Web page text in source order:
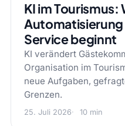
KI im Tourismus:
Service beginnt
KI verändert
Organisation im
neue Aufgaben,
Grenzen.
25. Juli 2026 10 min